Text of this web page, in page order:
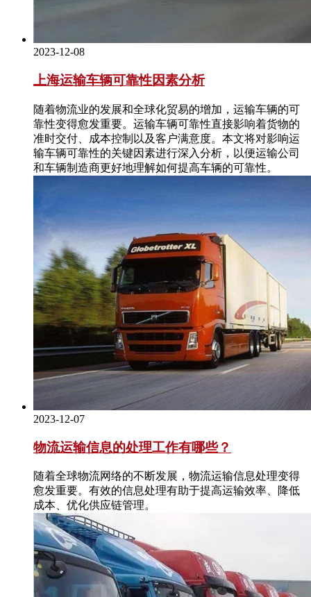
2023-12-08
上海运输车辆可靠性因素分析
随着物流业的发展和全球化贸易的增加，运输车辆的可
靠性变得愈发重要。运输车辆可靠性直接影响着货物的
准时交付、成本控制以及客户满意度。本文将对影响运
输车辆可靠性的关键因素进行深入分析，以便运输公司
和车辆制造商更好地理解如何提高车辆的可靠性。
2023-12-07
物流运输信息的处理工作有哪些？
随着全球物流网络的不断发展，物流运输信息处理变得
愈发重要。有效的信息处理有助于提高运输效率、降低
成本、优化供应链管理。